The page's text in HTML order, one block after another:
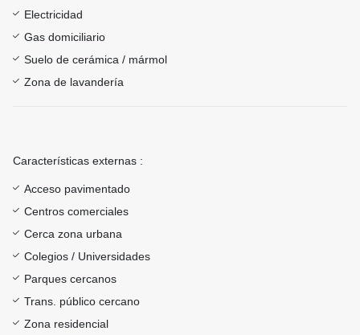
Electricidad
Gas domiciliario
Suelo de cerámica / mármol
Zona de lavandería
Características externas :
Acceso pavimentado
Centros comerciales
Cerca zona urbana
Colegios / Universidades
Parques cercanos
Trans. público cercano
Zona residencial